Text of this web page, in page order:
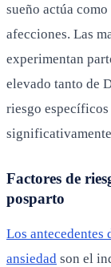
sueño actúa
afecciones. Las
experimentan
elevado tanto de
riesgo
Factores de
posparto
Los antecedentes
ansiedad son el